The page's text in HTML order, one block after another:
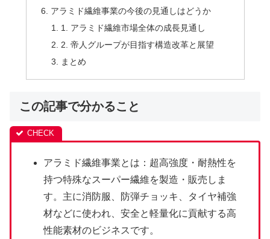
アラミド繊維事業の今後の見通しはどうか
1. アラミド繊維市場全体の成長見通し
2. 帝人グループが目指す構造改革と展望
まとめ
この記事で分かること
アラミド繊維事業とは：超高強度・耐熱性を
持つ特殊なスーパー繊維を製造・販売しま
す。主に消防服、防弾チョッキ、タイヤ補強
材などに使われ、安全と軽量化に貢献する高
性能素材のビジネスです。